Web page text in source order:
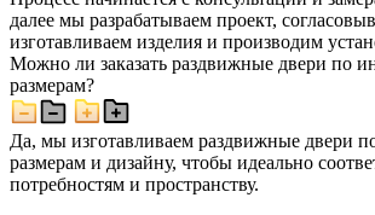
далее мы разрабатываем проект,
изготавливаем изделия и производим
Можно ли заказать раздвижные двери по
размерам?
Да, мы изготавливаем раздвижные двери
размерам и дизайну, чтобы идеально
потребностям и пространству.